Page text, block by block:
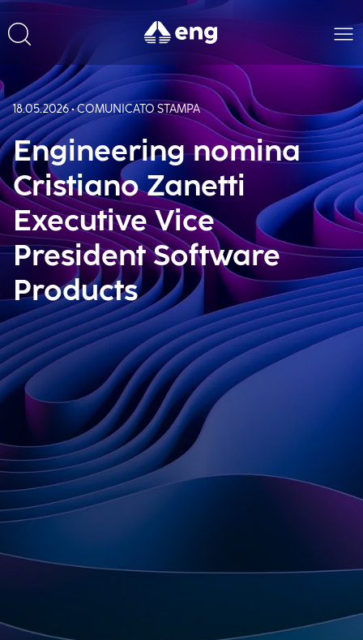
18.05.2026 • COMUNICATO STAMPA
Engineering nomina
Cristiano Zanetti
Executive Vice
President Software
Products